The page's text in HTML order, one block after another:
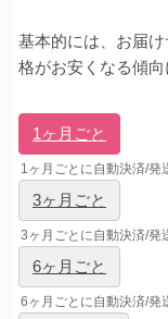
基本的には、お届
格がお安くなる傾向
1ヶ月ごと
1ヶ月ごとに自動決済/発
3ヶ月ごと
3ヶ月ごとに自動決済/発
6ヶ月ごと
6ヶ月ごとに自動決済/発